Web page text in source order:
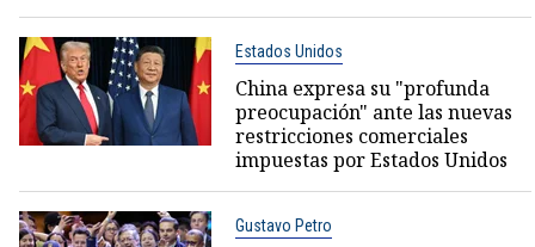
Estados Unidos
China expresa su "profunda
preocupación" ante las nuevas
restricciones comerciales
impuestas por Estados Unidos
Gustavo Petro